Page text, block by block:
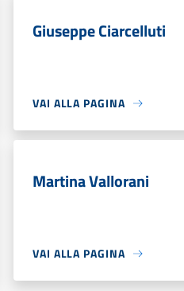
Giuseppe Ciarcelluti
VAI ALLA PAGINA
Martina Vallorani
VAI ALLA PAGINA